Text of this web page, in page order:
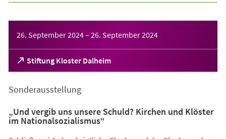
26. September 2024– 26. September 2024
Stiftung Kloster Dalheim
(Öffnet
in
neuen
Sonderausstellung
„Und vergib uns unsere Schuld? Kirchen und Klöster
im Nationalsozialismus“